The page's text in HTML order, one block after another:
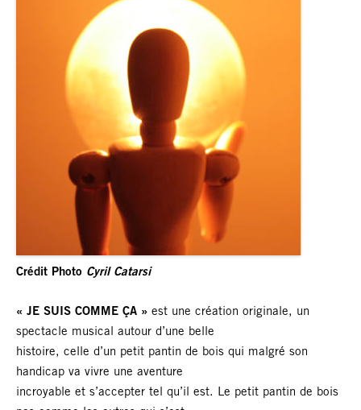
Crédit Photo Cyril Catarsi
« JE SUIS COMME ÇA » est une création originale, un
spectacle musical autour d’une belle
histoire, celle d’un petit pantin de bois qui malgré son
handicap va vivre une aventure
incroyable et s’accepter tel qu’il est. Le petit pantin de bois